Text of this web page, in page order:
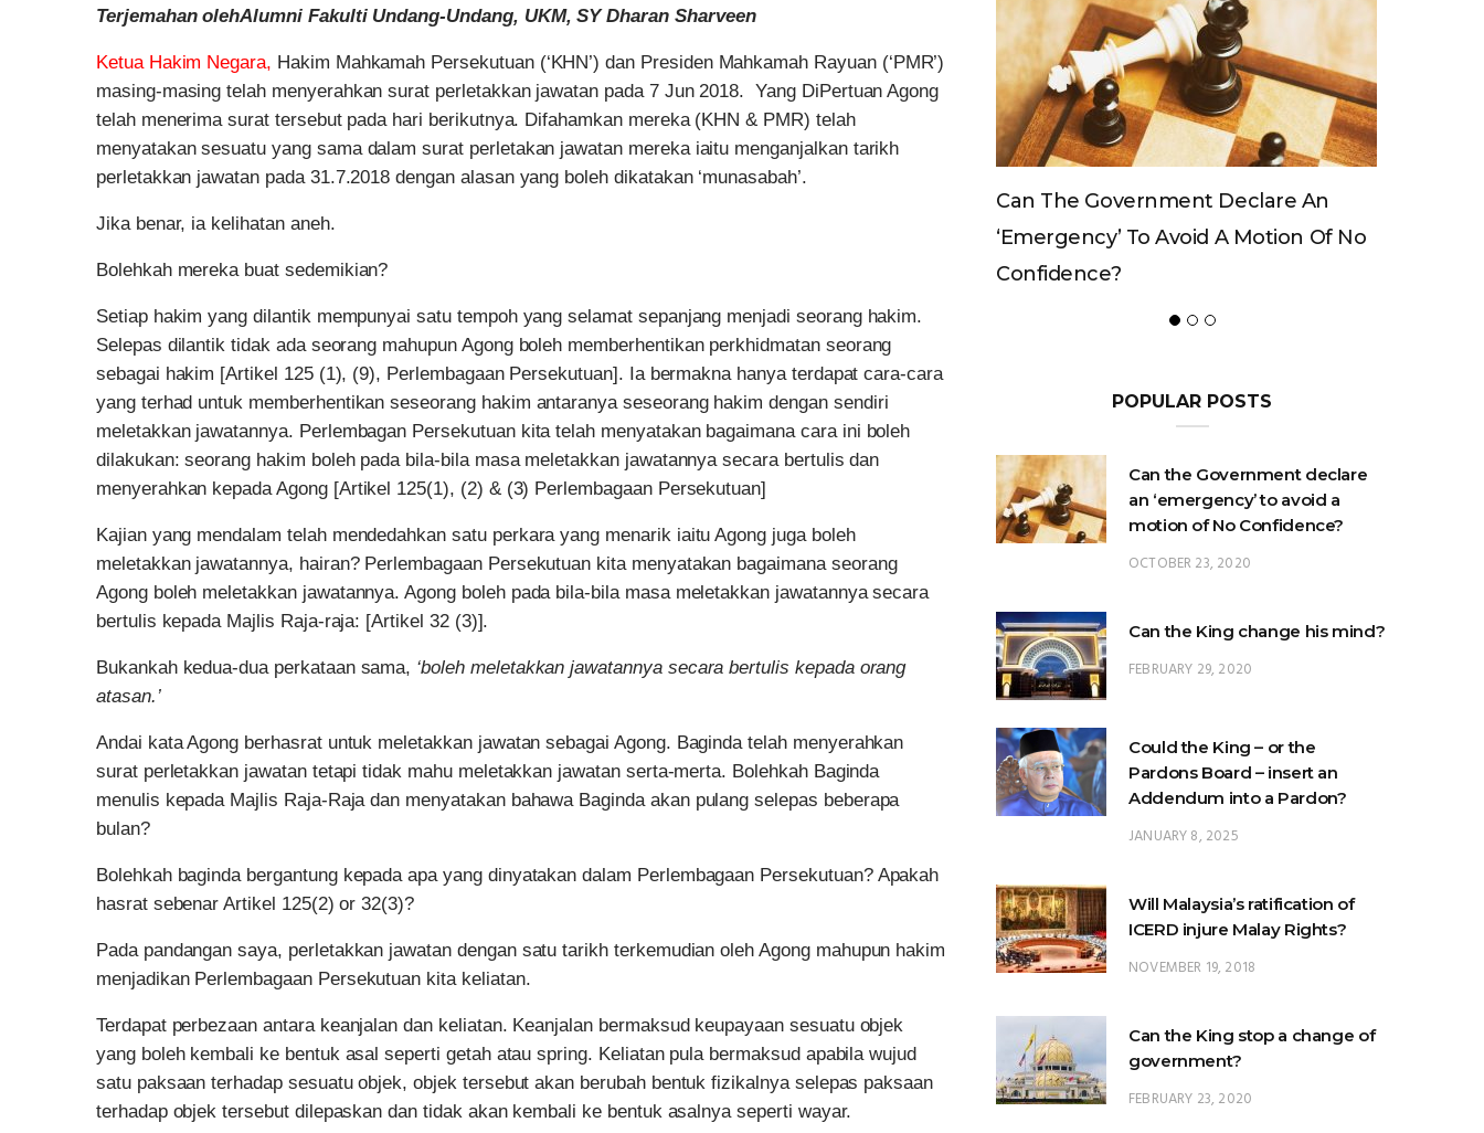
Terjemahan olehAlumni Fakulti Undang-Undang, UKM, SY Dharan Sharveen
Ketua Hakim Negara, Hakim Mahkamah Persekutuan (‘KHN’) dan Presiden Mahkamah Rayuan (‘PMR’)
masing-masing telah menyerahkan surat perletakkan jawatan pada 7 Jun 2018. Yang DiPertuan Agong
telah menerima surat tersebut pada hari berikutnya. Difahamkan mereka (KHN & PMR) telah
menyatakan sesuatu yang sama dalam surat perletakan jawatan mereka iaitu menganjalkan tarikh
perletakkan jawatan pada 31.7.2018 dengan alasan yang boleh dikatakan ‘munasabah’.
Jika benar, ia kelihatan aneh.
Bolehkah mereka buat sedemikian?
Setiap hakim yang dilantik mempunyai satu tempoh yang selamat sepanjang menjadi seorang hakim.
Selepas dilantik tidak ada seorang mahupun Agong boleh memberhentikan perkhidmatan seorang
sebagai hakim [Artikel 125 (1), (9), Perlembagaan Persekutuan]. Ia bermakna hanya terdapat cara-cara
yang terhad untuk memberhentikan seseorang hakim antaranya seseorang hakim dengan sendiri
meletakkan jawatannya. Perlembagan Persekutuan kita telah menyatakan bagaimana cara ini boleh
dilakukan: seorang hakim boleh pada bila-bila masa meletakkan jawatannya secara bertulis dan
menyerahkan kepada Agong [Artikel 125(1), (2) & (3) Perlembagaan Persekutuan]
Kajian yang mendalam telah mendedahkan satu perkara yang menarik iaitu Agong juga boleh
meletakkan jawatannya, hairan? Perlembagaan Persekutuan kita menyatakan bagaimana seorang
Agong boleh meletakkan jawatannya. Agong boleh pada bila-bila masa meletakkan jawatannya secara
bertulis kepada Majlis Raja-raja: [Artikel 32 (3)].
Bukankah kedua-dua perkataan sama, ‘boleh meletakkan jawatannya secara bertulis kepada orang
atasan.’
Andai kata Agong berhasrat untuk meletakkan jawatan sebagai Agong. Baginda telah menyerahkan
surat perletakkan jawatan tetapi tidak mahu meletakkan jawatan serta-merta. Bolehkah Baginda
menulis kepada Majlis Raja-Raja dan menyatakan bahawa Baginda akan pulang selepas beberapa
bulan?
Bolehkah baginda bergantung kepada apa yang dinyatakan dalam Perlembagaan Persekutuan? Apakah
hasrat sebenar Artikel 125(2) or 32(3)?
Pada pandangan saya, perletakkan jawatan dengan satu tarikh terkemudian oleh Agong mahupun hakim
menjadikan Perlembagaan Persekutuan kita keliatan.
Terdapat perbezaan antara keanjalan dan keliatan. Keanjalan bermaksud keupayaan sesuatu objek
yang boleh kembali ke bentuk asal seperti getah atau spring. Keliatan pula bermaksud apabila wujud
satu paksaan terhadap sesuatu objek, objek tersebut akan berubah bentuk fizikalnya selepas paksaan
terhadap objek tersebut dilepaskan dan tidak akan kembali ke bentuk asalnya seperti wayar.
Can The King Change His Mind?
POPULAR POSTS
Can the Government declare
an ‘emergency’ to avoid a
OCTOBER 23, 2020
Can the King change his mind?
Could the King – or the
JANUARY 8, 2025
Will Malaysia’s ratification of
NOVEMBER 19, 2018
Can the King stop a change of
FEBRUARY 23, 2020
What options are open to the